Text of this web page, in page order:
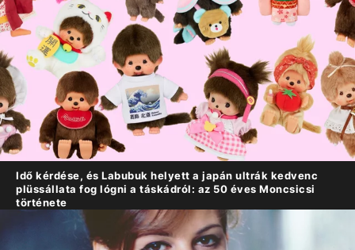
Idő kérdése, és Labubuk helyett a japán ultrák kedvenc
plüssállata fog lógni a táskádról: az 50 éves Moncsicsi
története